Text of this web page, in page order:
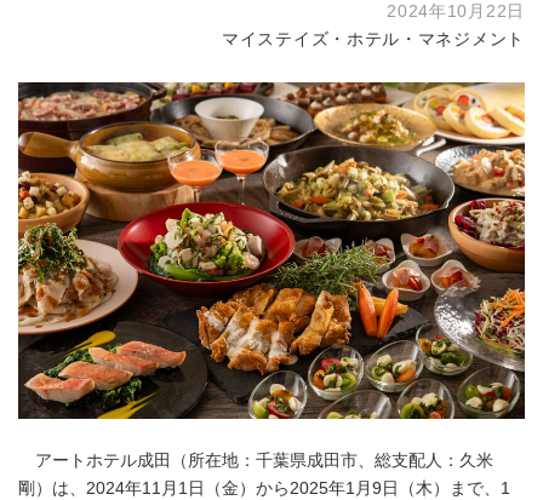
2024年10月22日
マイステイズ・ホテル・マネジメント
アートホテル成田（所在地：千葉県成田市、総支配人：久米
剛）は、2024年11月1日（金）から2025年1月9日（木）まで、1